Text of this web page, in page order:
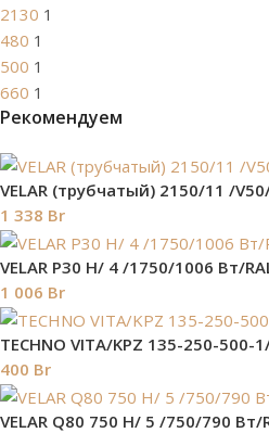
2130 1
480 1
500 1
660 1
Рекомендуем
VELAR (трубчатый) 2150/11 /
1 338 Br
VELAR P30 H/ 4 /1750/1006 Вт/
1 006 Br
TECHNO VITA/KPZ 135-250-500-
400 Br
VELAR Q80 750 H/ 5 /750/790 Вт/